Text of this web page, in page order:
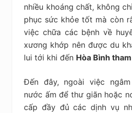
nhiều khoáng chất, không
phục sức khỏe tốt mà còn
việc chữa các bệnh về
xương khớp nên được du
lui tới khi đến Hòa Bình
Đến đây, ngoài việc
nước ấm để thư giãn hoặc
cấp đầy đủ các dịnh vụ